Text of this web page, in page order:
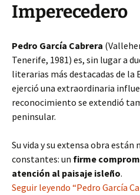
Imperecedero
Pedro García Cabrera
Tenerife, 1981) es, sin lugar a
literarias más destacadas de la
ejerció una extraordinaria
reconocimiento se extendió
peninsular.
Su vida y su extensa obra están
constantes: un firme
atención al paisaje isleño.
Seguir leyendo “Pedro García